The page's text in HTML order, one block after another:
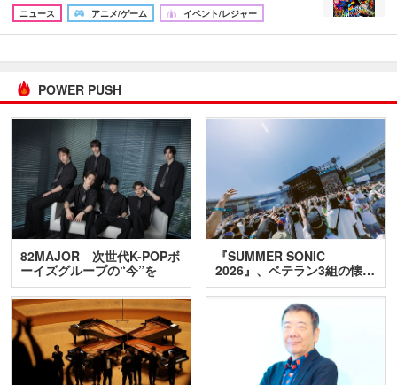
ニュース
アニメ/ゲーム イベント/レジャー
POWER PUSH
82MAJOR 次世代K-POPボ
ーイズグループの“今”を
訊…
『SUMMER SONIC
2026』、ベテラン3組の懐…